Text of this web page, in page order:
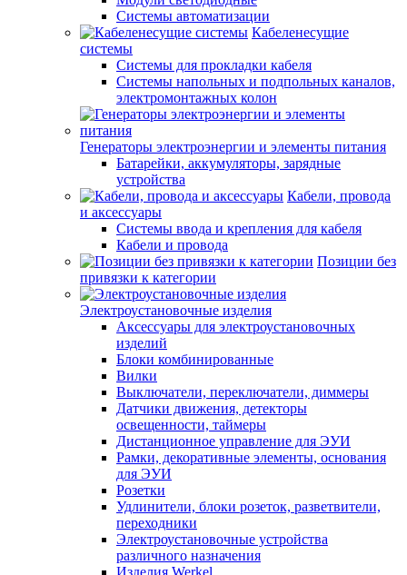
Системы автоматизации
Кабеленесущие
системы
Системы для прокладки кабеля
Системы напольных и подпольных каналов,
электромонтажных колон
Генераторы электроэнергии и элементы питания
Батарейки, аккумуляторы, зарядные
устройства
Кабели, провода
и аксессуары
Системы ввода и крепления для кабеля
Кабели и провода
Позиции без
привязки к категории
Электроустановочные изделия
Аксессуары для электроустановочных
изделий
Блоки комбинированные
Вилки
Выключатели, переключатели, диммеры
Датчики движения, детекторы
освещенности, таймеры
Дистанционное управление для ЭУИ
Рамки, декоративные элементы, основания
для ЭУИ
Розетки
Удлинители, блоки розеток, разветвители,
переходники
Электроустановочные устройства
различного назначения
Изделия Werkel